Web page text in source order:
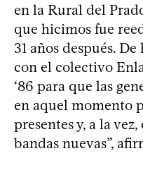
en la Rural del
que hicimos fue
31 años después.
con el colectivo
‘86 para que las
en aquel momento
presentes y, a la
bandas nuevas”,